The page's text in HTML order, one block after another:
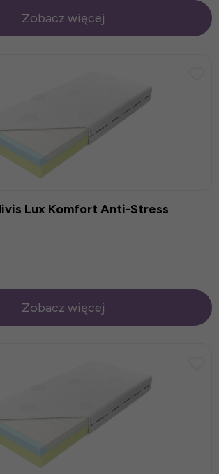
Zobacz więcej
Lux Komfort Anti-Stress
Zobacz więcej